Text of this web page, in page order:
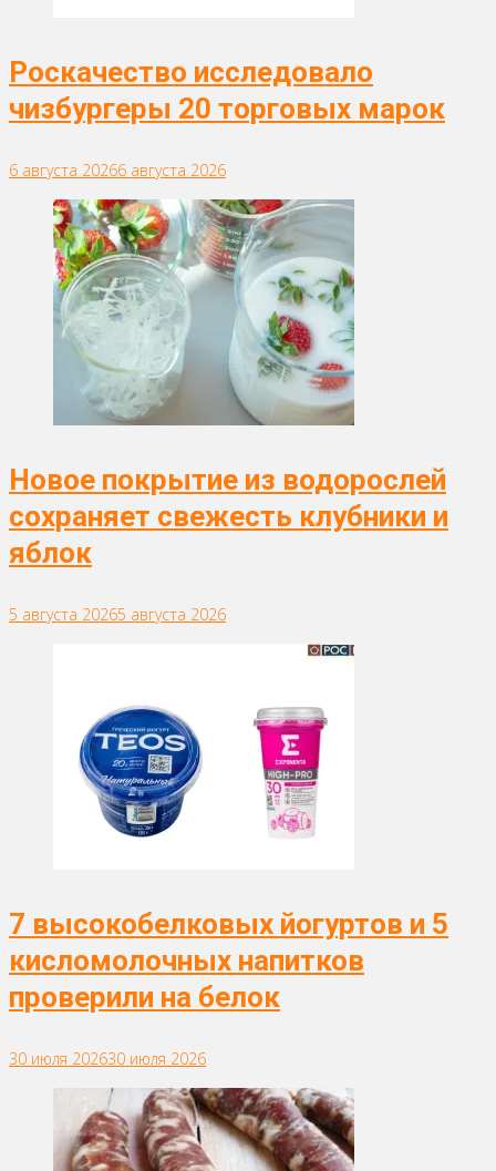
Роскачество исследовало
чизбургеры 20 торговых марок
6 августа 20266 августа 2026
Новое покрытие из водорослей
сохраняет свежесть клубники и
яблок
5 августа 20265 августа 2026
7 высокобелковых йогуртов и 5
кисломолочных напитков
проверили на белок
30 июля 202630 июля 2026